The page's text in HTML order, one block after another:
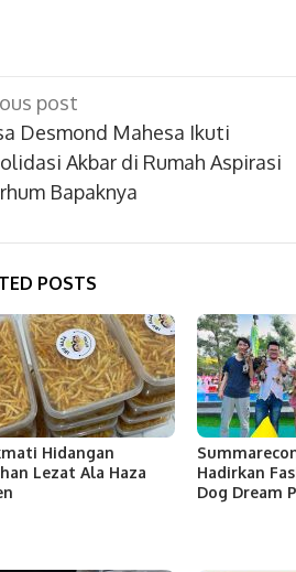
post
Desmond Mahesa Ikuti
Akbar di Rumah Aspirasi
Bapaknya
POSTS
Hidangan
Lezat Ala Haza
Hadirkan
Dog Dream